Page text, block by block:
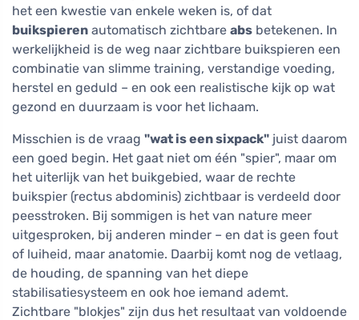
het een kwestie van enkele weken is, of dat
buikspieren automatisch zichtbare abs betekenen. In
werkelijkheid is de weg naar zichtbare buikspieren een
combinatie van slimme training, verstandige voeding,
herstel en geduld – en ook een realistische kijk op wat
gezond en duurzaam is voor het lichaam.
Misschien is de vraag "wat is een sixpack" juist daarom
een goed begin. Het gaat niet om één "spier", maar om
het uiterlijk van het buikgebied, waar de rechte
buikspier (rectus abdominis) zichtbaar is verdeeld door
peesstroken. Bij sommigen is het van nature meer
uitgesproken, bij anderen minder – en dat is geen fout
of luiheid, maar anatomie. Daarbij komt nog de vetlaag,
de houding, de spanning van het diepe
stabilisatiesysteem en ook hoe iemand ademt.
Zichtbare "blokjes" zijn dus het resultaat van voldoende